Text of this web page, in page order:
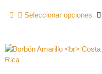
Seleccionar opciones